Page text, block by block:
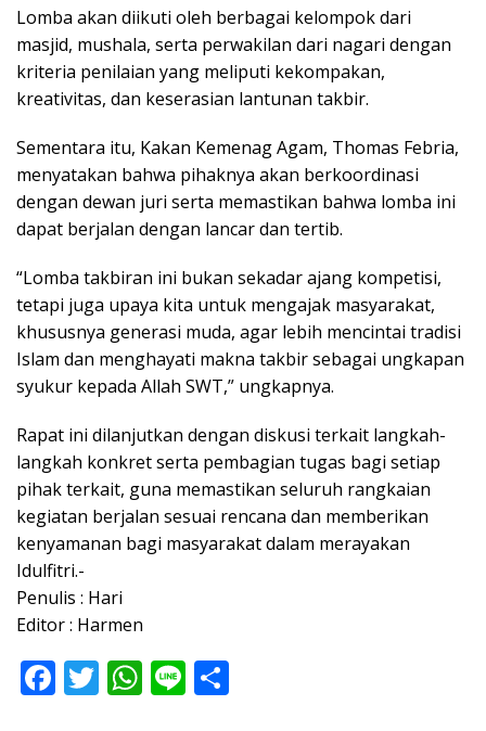
Lomba akan diikuti oleh berbagai kelompok dari
masjid, mushala, serta perwakilan dari nagari dengan
kriteria penilaian yang meliputi kekompakan,
kreativitas, dan keserasian lantunan takbir.
Sementara itu, Kakan Kemenag Agam, Thomas Febria,
menyatakan bahwa pihaknya akan berkoordinasi
dengan dewan juri serta memastikan bahwa lomba ini
dapat berjalan dengan lancar dan tertib.
“Lomba takbiran ini bukan sekadar ajang kompetisi,
tetapi juga upaya kita untuk mengajak masyarakat,
khususnya generasi muda, agar lebih mencintai tradisi
Islam dan menghayati makna takbir sebagai ungkapan
syukur kepada Allah SWT,” ungkapnya.
Rapat ini dilanjutkan dengan diskusi terkait langkah-
langkah konkret serta pembagian tugas bagi setiap
pihak terkait, guna memastikan seluruh rangkaian
kegiatan berjalan sesuai rencana dan memberikan
kenyamanan bagi masyarakat dalam merayakan
Idulfitri.-
Penulis : Hari
Editor : Harmen
F T W Li